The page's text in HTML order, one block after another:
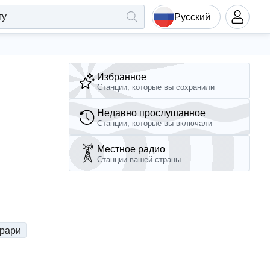
Русский
Избранное
Станции, которые вы сохранили
Недавно прослушанное
Станции, которые вы включали
Местное радио
Станции вашей страны